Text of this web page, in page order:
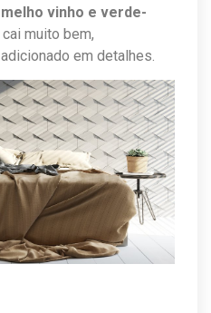
vinho e verde-
cai muito bem,
em detalhes.